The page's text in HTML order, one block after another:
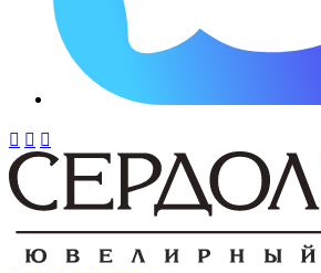
  